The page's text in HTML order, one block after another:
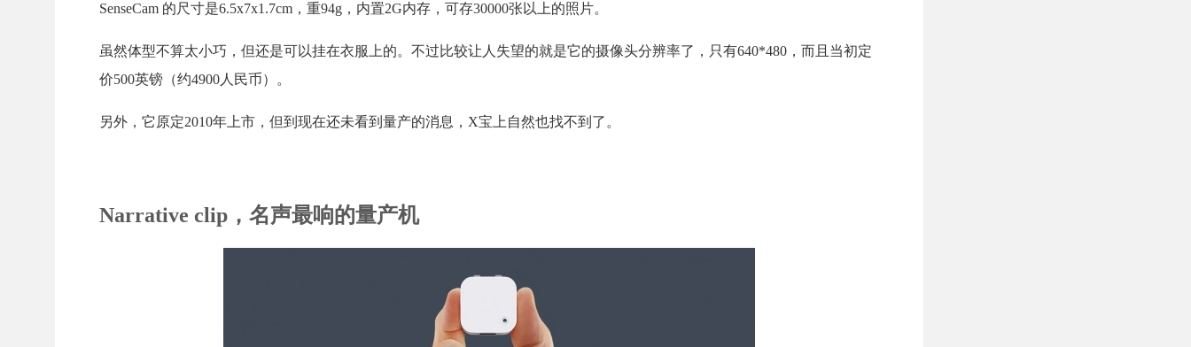
SenseCam 的尺寸是6.5x7x1.7cm，重94g，内置2G内存，可存30000张以上的照片。
虽然体型不算太小巧，但还是可以挂在衣服上的。不过比较让人失望的就是它的摄像头分辨率了，只有640*480，而且当初定
价500英镑（约4900人民币）。
另外，它原定2010年上市，但到现在还未看到量产的消息，X宝上自然也找不到了。
Narrative clip，名声最响的量产机